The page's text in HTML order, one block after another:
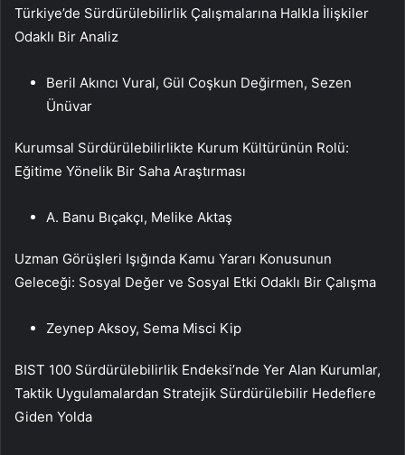
Türkiye’de Sürdürülebilirlik Çalışmalarına Halkla İlişkiler
Odaklı Bir Analiz
Beril Akıncı Vural, Gül Coşkun Değirmen, Sezen
Ünüvar
Kurumsal Sürdürülebilirlikte Kurum Kültürünün Rolü:
Eğitime Yönelik Bir Saha Araştırması
A. Banu Bıçakçı, Melike Aktaş
Uzman Görüşleri Işığında Kamu Yararı Konusunun
Geleceği: Sosyal Değer ve Sosyal Etki Odaklı Bir Çalışma
Zeynep Aksoy, Sema Misci Kip
BIST 100 Sürdürülebilirlik Endeksi’nde Yer Alan Kurumlar,
Taktik Uygulamalardan Stratejik Sürdürülebilir Hedeflere
Giden Yolda